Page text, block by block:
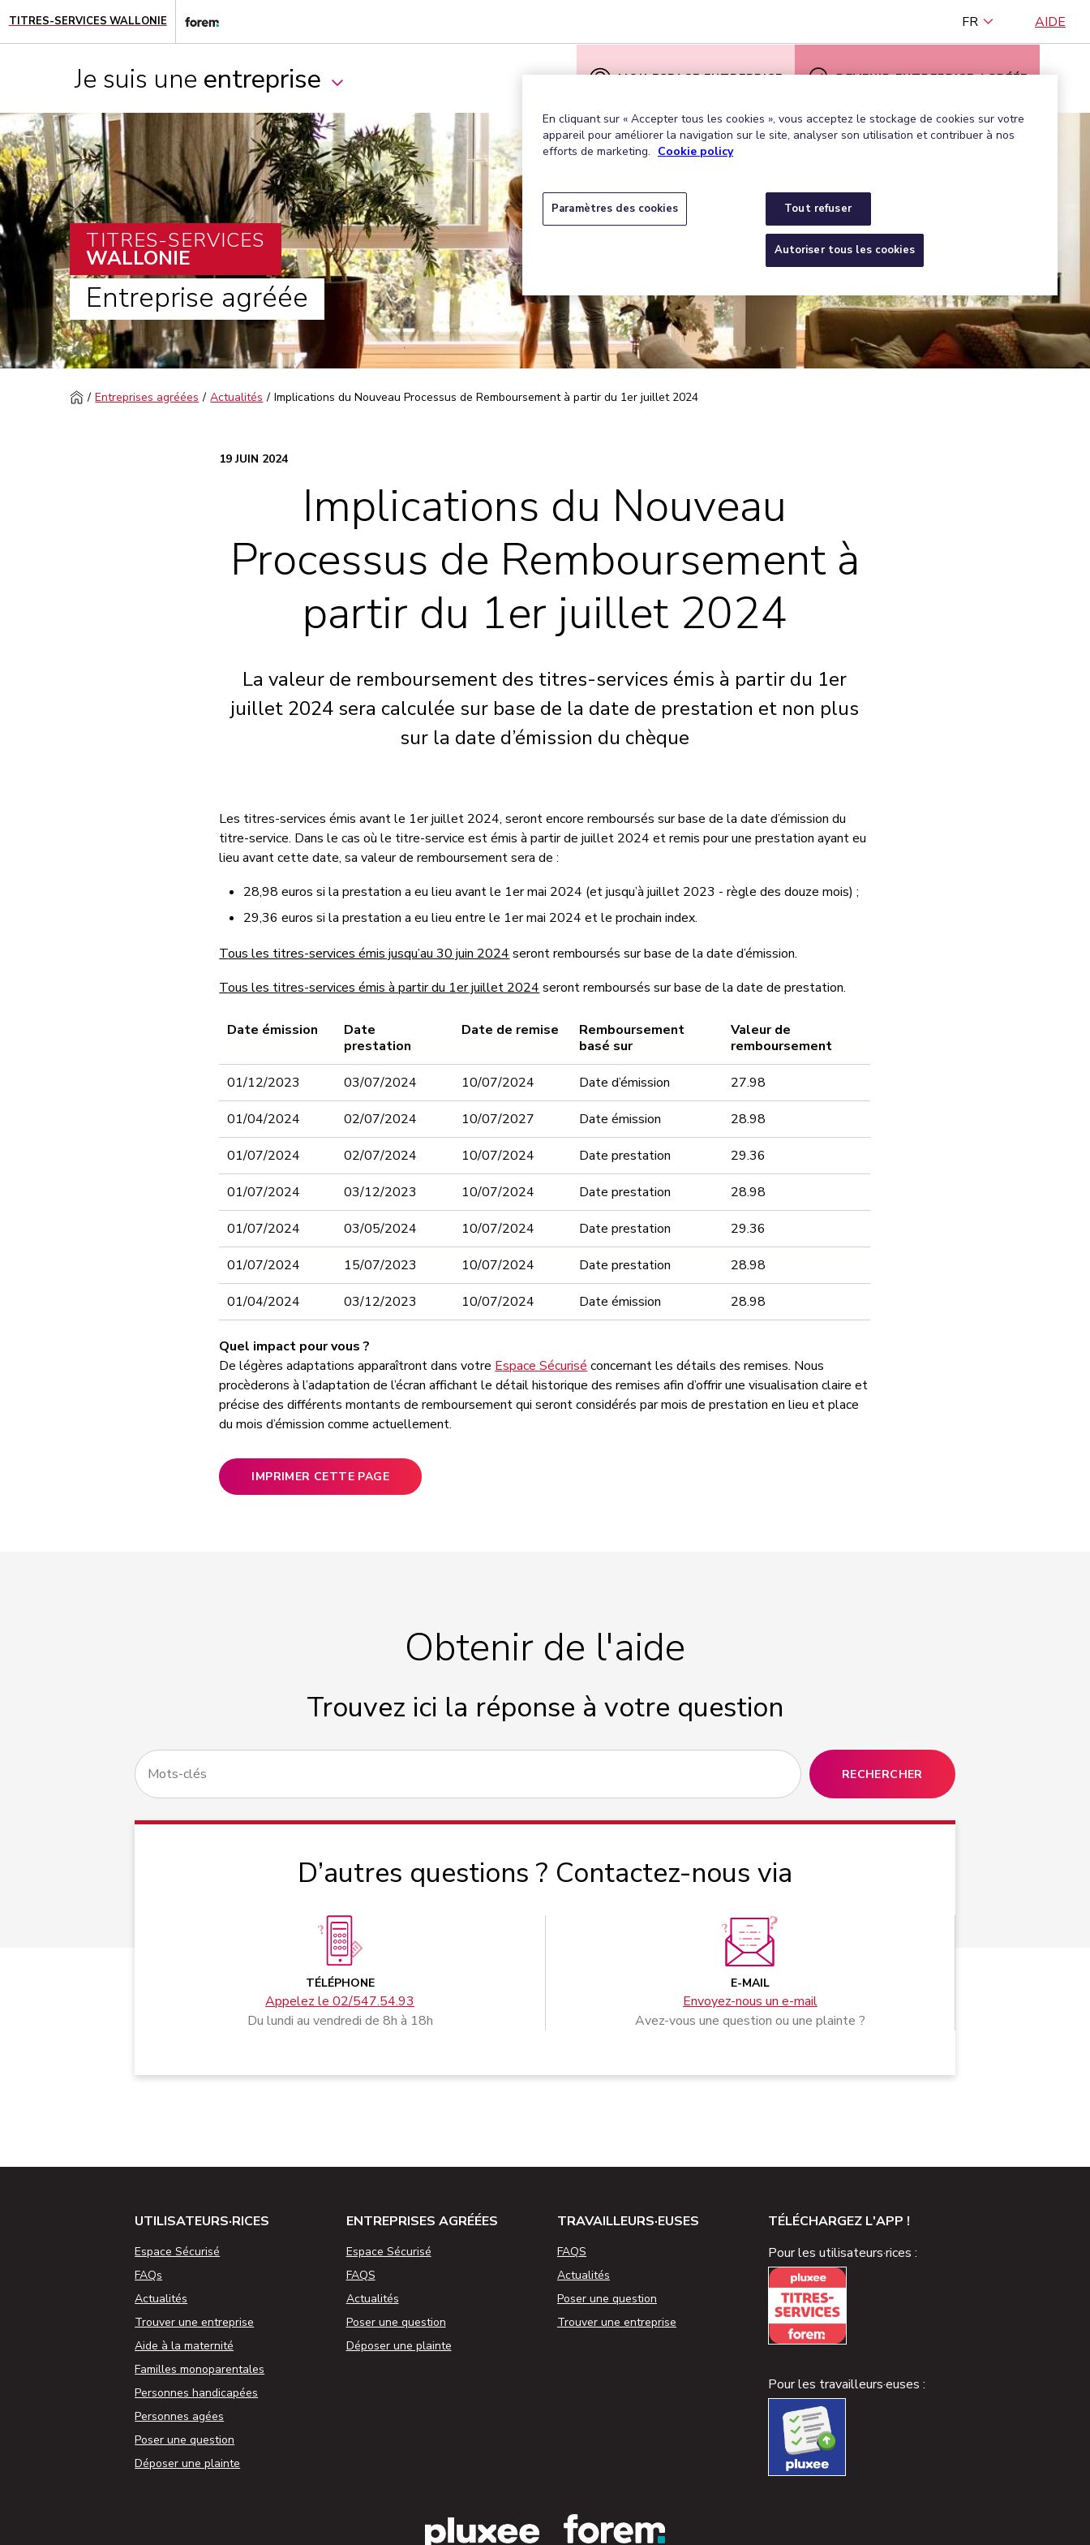
TITRES-SERVICES WALLONIE FR AIDE
Je suis une entreprise MON ESPACE ENTREPRISE DEVENIR ENTREPRISE AGRÉÉE
TITRES-SERVICES
WALLONIE
Entreprise agréée
Entreprises agréées Actualités Implications du Nouveau Processus de Remboursement à partir du 1er juillet 2024
19 JUIN 2024
Implications du Nouveau
Processus de Remboursement à
partir du 1er juillet 2024
La valeur de remboursement des titres-services émis à partir du 1er
juillet 2024 sera calculée sur base de la date de prestation et non plus
sur la date d’émission du chèque
Les titres-services émis avant le 1er juillet 2024, seront encore remboursés sur base de la date d’émission du
titre-service. Dans le cas où le titre-service est émis à partir de juillet 2024 et remis pour une prestation ayant eu
lieu avant cette date, sa valeur de remboursement sera de :
28,98 euros si la prestation a eu lieu avant le 1er mai 2024 (et jusqu’à juillet 2023 - règle des douze mois) ;
29,36 euros si la prestation a eu lieu entre le 1er mai 2024 et le prochain index.
Tous les titres-services émis jusqu’au 30 juin 2024 seront remboursés sur base de la date d’émission.
Tous les titres-services émis à partir du 1erjuillet 2024 seront remboursés sur base de la date de prestation.
Date émission
Date
prestation
Date de remise
Remboursement
basé sur
Valeur de
remboursement
01/12/2023 03/07/2024 10/07/2024 Date d’émission 27.98
01/04/2024 02/07/2024 10/07/2027 Date émission 28.98
01/07/2024 02/07/2024 10/07/2024 Date prestation 29.36
01/07/2024 03/12/2023 10/07/2024 Date prestation 28.98
01/07/2024 03/05/2024 10/07/2024 Date prestation 29.36
01/07/2024 15/07/2023 10/07/2024 Date prestation 28.98
01/04/2024 03/12/2023 10/07/2024 Date émission 28.98
Quel impact pour vous ?
De légères adaptations apparaîtront dans votre Espace Sécurisé concernant les détails des remises. Nous
procèderons à l’adaptation de l’écran affichant le détail historique des remises afin d’offrir une visualisation claire et
précise des différents montants de remboursement qui seront considérés par mois de prestation en lieu et place
du mois d’émission comme actuellement.
IMPRIMER CETTE PAGE
Obtenir de l'aide
Trouvez ici la réponse à votre question
RECHERCHER
D’autres questions ? Contactez-nous via
TÉLÉPHONE
Appelez le 02/547.54.93
Du lundi au vendredi de 8h à 18h
E-MAIL
Envoyez-nous un e-mail
Avez-vous une question ou une plainte ?
UTILISATEURS·RICES
Espace Sécurisé
FAQs
Actualités
Trouver une entreprise
Aide à la maternité
Familles monoparentales
Personnes handicapées
Personnes agées
Poser une question
Déposer une plainte
ENTREPRISES AGRÉÉES
Espace Sécurisé
FAQS
Actualités
Poser une question
Déposer une plainte
TRAVAILLEURS·EUSES
FAQS
Actualités
Poser une question
Trouver une entreprise
TÉLÉCHARGEZ L'APP !
Pour les utilisateurs·rices :
Pour les travailleurs·euses :
En cliquant sur « Accepter tous les cookies », vous acceptez le stockage de cookies sur votre
appareil pour améliorer la navigation sur le site, analyser son utilisation et contribuer à nos
efforts de marketing. Cookie policy
Tout refuser
Autoriser tous les cookies
Paramètres des cookies